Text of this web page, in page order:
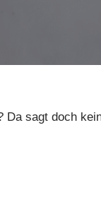
Da sagt doch